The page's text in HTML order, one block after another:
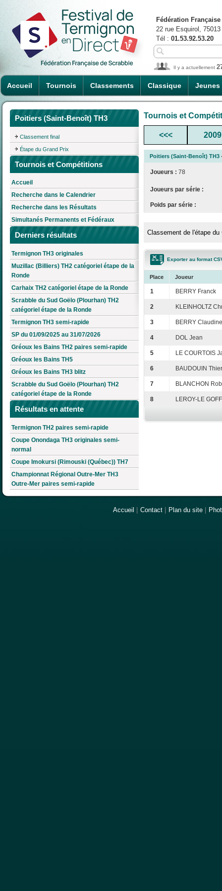
Accueil Tournois Classements Classique Jeunes
Fédération
22 rue Esquirol,
Tél : 01.53.92.53.20
Il y a actuellement
Poitiers (Saint-Benoît) TH3
Classement final
Étape du Grand Prix
Tournois et Compétitions
Accueil
Recherche dans le Calendrier
Recherche dans les Résultats
Simultanés Permanents et Fédéraux
Derniers résultats
Termignon TH3 originales
Muzillac (Billiers) TH2 catégoriel étape de la
Ronde
Carhaix TH2 catégoriel étape de la Ronde
Scrabble du Sud Goëlo (Plourhan) TH2
catégoriel étape de la Ronde
Termignon TH3 semi-rapide
SP du 01/09/2025 au 31/07/2026
Gréoux les Bains TH2 paires semi-rapide
Gréoux les Bains TH5
Gréoux les Bains TH3 blitz
Scrabble du Sud Goëlo (Plourhan) TH2
catégoriel étape de la Ronde
Résultats en attente
Termignon TH2 paires semi-rapide
Coupe Onondaga TH3 originales semi-
normal
Coupe Imokursi (Rimouski (Québec)) TH7
Championnat Régional Outre-Mer TH3
Outre-Mer paires semi-rapide
Tournois et
<<< 2009
Poitiers (Saint-Benoît) TH3
Joueurs : 78
Joueurs par série :
Poids par série :
Classement de l'étape du
Exporter au format
Place Joueur
1 BERRY Franck
2 KLEINHOLTZ
3 BERRY Claudine
4 DOL Jean
5 LE COURTOIS
6 BAUDOUIN
7 BLANCHON
8 LEROY-LE
Accueil Contact Plan du site